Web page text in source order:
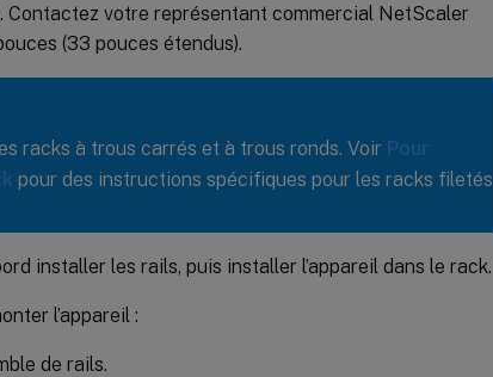
Contactez votre représentant commercial NetScaler
(33 pouces étendus).
racks à trous carrés et à trous ronds. Voir Pour
pour des instructions spécifiques pour les racks filetés
installer les rails, puis installer l’appareil dans le rack.
l’appareil :
de rails.